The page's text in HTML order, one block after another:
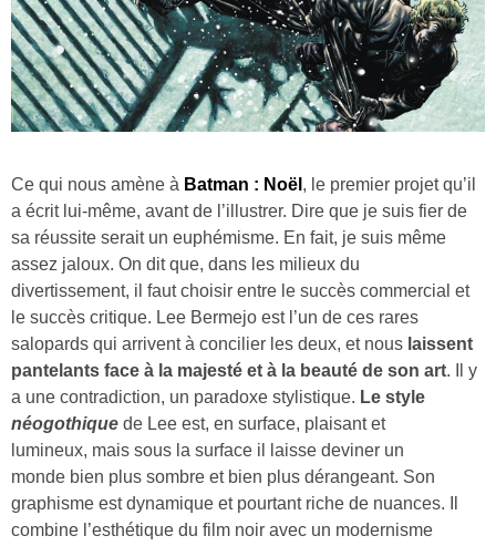
Ce qui nous amène à Batman : Noël , le premier projet qu’il
a écrit lui-même, avant de l’illustrer. Dire que je suis fier de
sa réussite serait un euphémisme. En fait, je suis même
assez jaloux. On dit que, dans les milieux du
divertissement, il faut choisir entre le succès commercial et
le succès critique. Lee Bermejo est l’un de ces rares
salopards qui arrivent à concilier les deux, et nous laissent
pantelants face à la majesté et à la beauté de son art. Il y
a une contradiction, un paradoxe stylistique. Le style
néogothique de Lee est, en surface, plaisant et
lumineux, mais sous la surface il laisse deviner un
monde bien plus sombre et bien plus dérangeant. Son
graphisme est dynamique et pourtant riche de nuances. Il
combine l’esthétique du film noir avec un modernisme